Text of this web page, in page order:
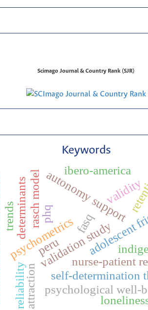
Scimago Journal & Country Rank (SJR)
Keywords
psychometrics
validation study
nurse-patient
autonomy support
fasq
rasch model
self-determination
phq
validity
reliability psychological well-
determinants
ibero-america
trends
peru
attraction